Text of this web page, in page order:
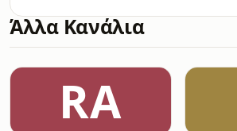
Άλλα Κανάλια
RA